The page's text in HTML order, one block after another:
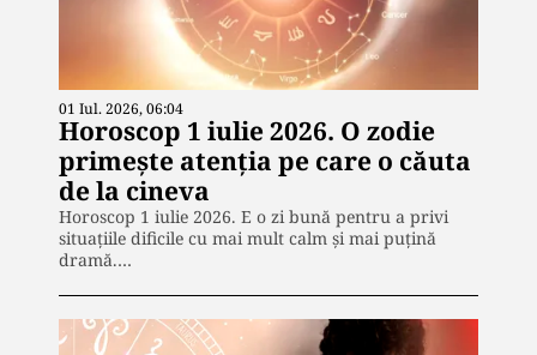
01 Iul. 2026, 06:04
Horoscop 1 iulie 2026. O zodie
primește atenția pe care o căuta
de la cineva
Horoscop 1 iulie 2026. E o zi bună pentru a privi
situațiile dificile cu mai mult calm și mai puțină
dramă.…